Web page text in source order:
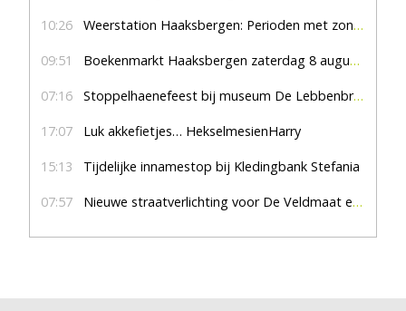
10:26 Weerstation Haaksbergen: Perioden met zon en droog
09:51 Boekenmarkt Haaksbergen zaterdag 8 augustus, marktplein Haaksbergen
07:16 Stoppelhaenefeest bij museum De Lebbenbrugge
17:07 Luk akkefietjes… HekselmesienHarry
15:13 Tijdelijke innamestop bij Kledingbank Stefania
07:57 Nieuwe straatverlichting voor De Veldmaat en De Pas